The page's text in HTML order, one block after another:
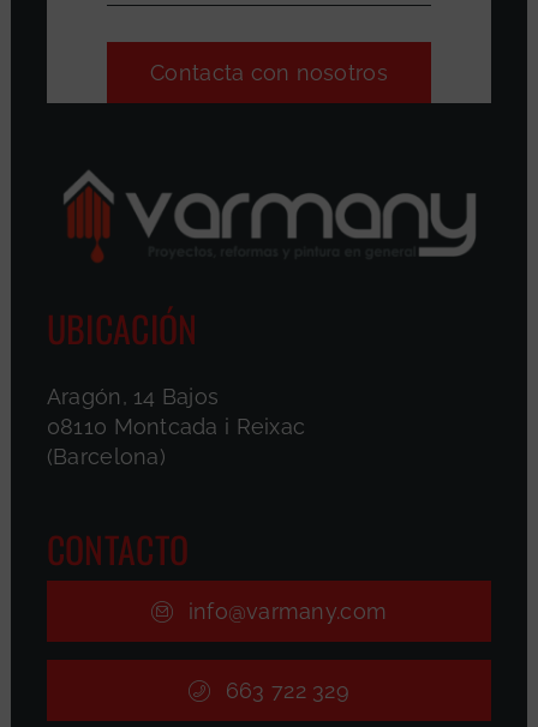
Contacta con nosotros
UBICACIÓN
Aragón, 14 Bajos
08110 Montcada i Reixac
(Barcelona)
CONTACTO
info@varmany.com
663 722 329